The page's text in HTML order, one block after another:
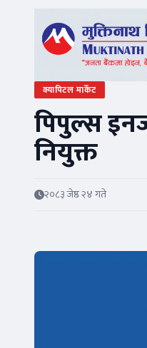
क्यापिटल मार्केट
पिपुल्स
नियुक्त
२०८३ जेष्ठ २४ गते